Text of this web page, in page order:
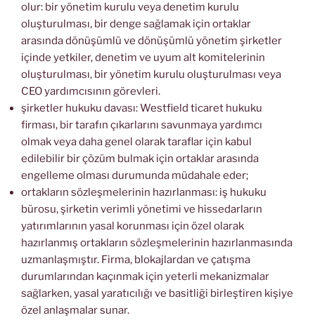
olur: bir yönetim kurulu veya denetim kurulu
oluşturulması, bir denge sağlamak için ortaklar
arasında dönüşümlü ve dönüşümlü yönetim şirketler
içinde yetkiler, denetim ve uyum alt komitelerinin
oluşturulması, bir yönetim kurulu oluşturulması veya
CEO yardımcısının görevleri.
şirketler hukuku davası: Westfield ticaret hukuku
firması, bir tarafın çıkarlarını savunmaya yardımcı
olmak veya daha genel olarak taraflar için kabul
edilebilir bir çözüm bulmak için ortaklar arasında
engelleme olması durumunda müdahale eder;
ortakların sözleşmelerinin hazırlanması: iş hukuku
bürosu, şirketin verimli yönetimi ve hissedarların
yatırımlarının yasal korunması için özel olarak
hazırlanmış ortakların sözleşmelerinin hazırlanmasında
uzmanlaşmıştır. Firma, blokajlardan ve çatışma
durumlarından kaçınmak için yeterli mekanizmalar
sağlarken, yasal yaratıcılığı ve basitliği birleştiren kişiye
özel anlaşmalar sunar.